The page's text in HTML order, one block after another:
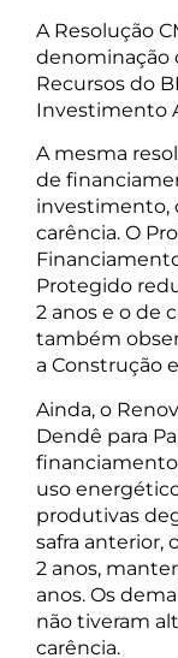
A Resolução
denominação
Recursos do
Investimento
A mesma
de
investimento,
carência. O
Protegido
2 anos e o de
também
a Construção
Ainda, o
Dendê para
financiamento
uso
produtivas
safra anterior,
2 anos,
anos. Os
não tiveram
carência.